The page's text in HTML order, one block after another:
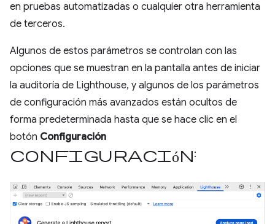
en pruebas automatizadas o cualquier otra herramienta
de terceros.
Algunos de estos parámetros se controlan con las
opciones que se muestran en la pantalla antes de iniciar
la auditoría de Lighthouse, y algunos de los parámetros
de configuración más avanzados están ocultos de
forma predeterminada hasta que se hace clic en el
botón Configuración
configuración: